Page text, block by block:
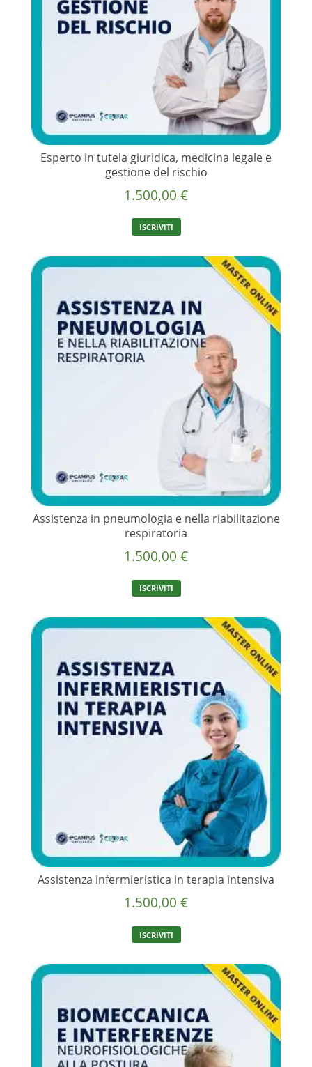
Esperto in tutela giuridica, medicina legale e
gestione del rischio
1.500,00 €
ISCRIVITI
Assistenza in pneumologia e nella riabilitazione
respiratoria
1.500,00 €
ISCRIVITI
Assistenza infermieristica in terapia intensiva
1.500,00 €
ISCRIVITI